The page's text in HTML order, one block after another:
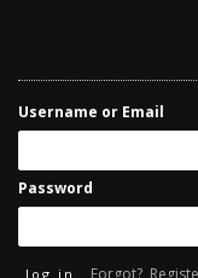
Username or Email
Password
Forgot?